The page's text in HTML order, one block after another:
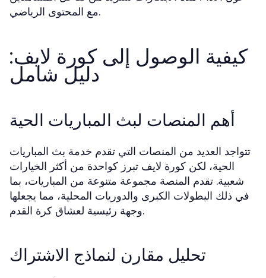
مع المحتوى الرياضي.
كيفية الوصول إلى كورة لايف:
دليل شامل
أهم المنصات لبث المباريات الحية
تتواجد العديد من المنصات التي تقدم خدمة بث المباريات
الحية، لكن كورة لايف تبرز كواحدة من أكثر الخيارات
شعبية. تقدم المنصة مجموعة متنوعة من المباريات، بما
في ذلك البطولات الكبرى والدوريات المحلية، مما يجعلها
وجهة رئيسية لعشاق كرة القدم.
تحليل مقارن لنماذج الاشتراك